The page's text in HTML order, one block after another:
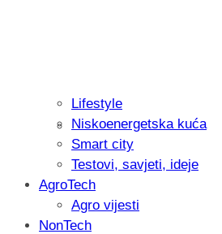
Recenzija: Philips
muškarcu
Lifestyle
Niskoenergetska kuća
Smart city
Testovi, savjeti, ideje
AgroTech
Agro vijesti
NonTech